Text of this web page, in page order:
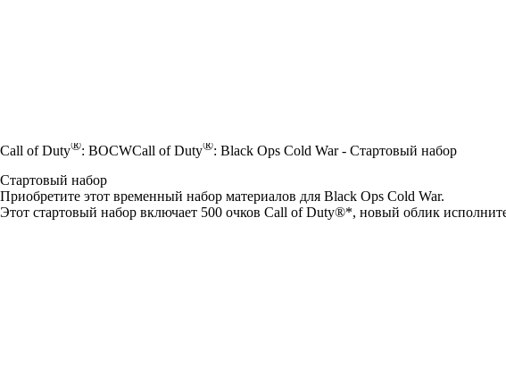
Call of Duty®: BOCWCall of Duty®: Black Ops Cold War - Стартовый набор
Стартовый набор
Приобретите этот временный набор материалов для Black Ops Cold War.
Этот стартовый набор включает 500 очков Call of Duty®*, новый облик